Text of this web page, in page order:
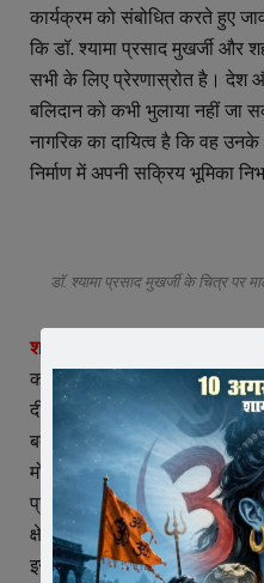
कार्यक्रम को संबोधित करते हुए
कि डॉ. श्यामा प्रसाद मुखर्जी और
सभी के लिए प्रेरणास्रोत है। देश
बलिदान को कभी भुलाया नहीं जा
नागरिक का दायित्व है कि वह
निर्माण में अपनी सक्रिय भूमिका
डॉ. श्यामा प्रसाद मुखर्जी के चित्र पर
शहीद मोगरा के योगदान को किया
कार्यक्रम में किसान मोर्चा के पूर्व
दीनदयाल पाटीदार, मंडल अध्यक्ष
बद्रीलाल शर्मा, प्रकाश
मोगरा, पूर्व नगर परिषद अध्यक्ष
प्रवीण सिंह राठौर ने अपने संबोधन
क्षेत्र के विकास और समाज सेवा में
इस दौरान मंडल महामंत्री भंवर